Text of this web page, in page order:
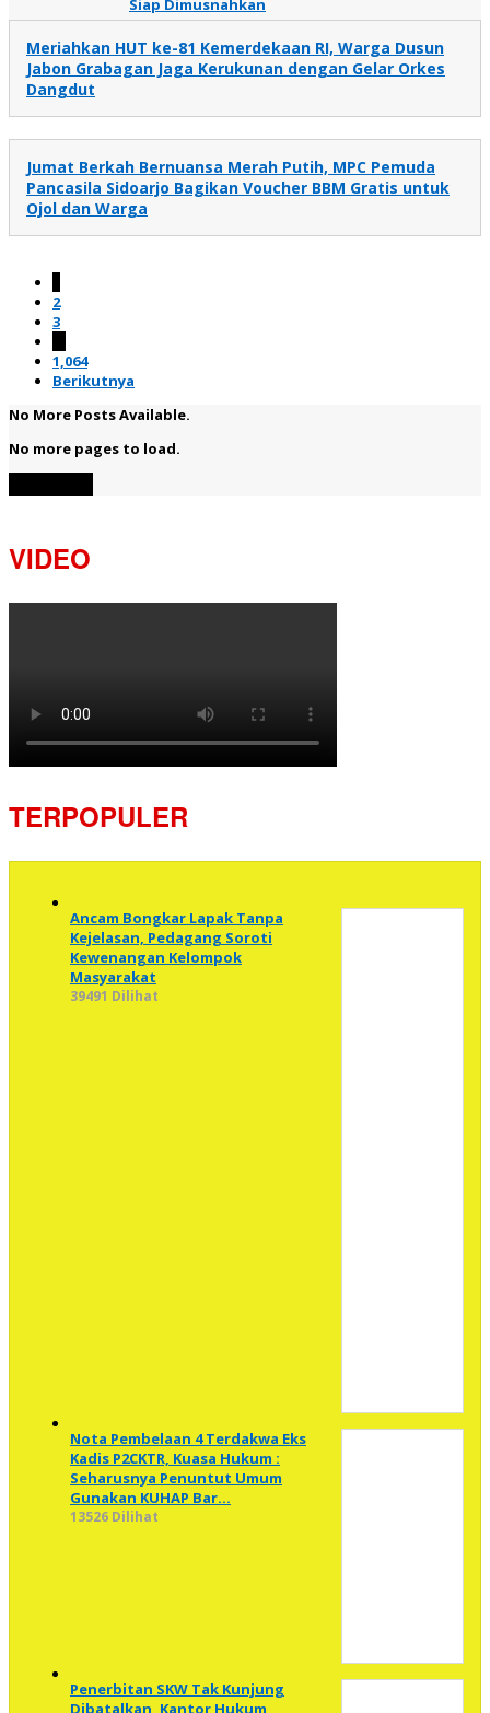
Siap Dimusnahkan
Meriahkan HUT ke-81 Kemerdekaan RI, Warga Dusun
Jabon Grabagan Jaga Kerukunan dengan Gelar Orkes
Dangdut
Jumat Berkah Bernuansa Merah Putih, MPC Pemuda
Pancasila Sidoarjo Bagikan Voucher BBM Gratis untuk
Ojol dan Warga
2
3
1,064
Berikutnya
No More Posts Available.
No more pages to load.
VIDEO
TERPOPULER
Ancam Bongkar Lapak Tanpa
Kejelasan, Pedagang Soroti
Kewenangan Kelompok
Masyarakat
39491 Dilihat
Nota Pembelaan 4 Terdakwa Eks
Kadis P2CKTR, Kuasa Hukum :
Seharusnya Penuntut Umum
Gunakan KUHAP Bar…
13526 Dilihat
Penerbitan SKW Tak Kunjung
Dibatalkan, Kantor Hukum